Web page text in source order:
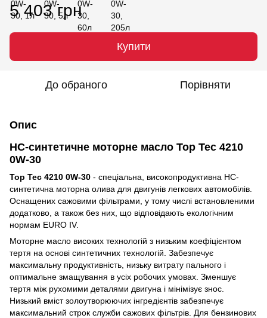
5 403 грн
Купити
До обраного Порівняти
Опис
НС-синтетичне моторне масло Top Tec 4210
0W-30
Top Tec 4210 0W-30 - спеціальна, високопродуктивна HC-
синтетична моторна олива для двигунів легкових автомобілів.
Оснащених сажовими фільтрами, у тому числі встановленими
додатково, а також без них, що відповідають екологічним
нормам EURO IV.
Моторне масло високих технологій з низьким коефіцієнтом
тертя на основі синтетичних технологій. Забезпечує
максимальну продуктивність, низьку витрату пального і
оптимальне змащування в усіх робочих умовах. Зменшує
тертя між рухомими деталями двигуна і мінімізує знос.
Низький вміст золоутворюючих інгредієнтів забезпечує
максимальний строк служби сажових фільтрів. Для бензинових